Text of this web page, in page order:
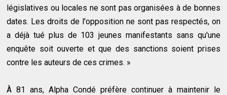
législatives ou locales ne sont pas organisées à de bonnes
dates. Les droits de l'opposition ne sont pas respectés, on
a déjà tué plus de 103 jeunes manifestants sans qu'une
enquête soit ouverte et que des sanctions soient prises
contre les auteurs de ces crimes. »
À 81 ans, Alpha Condé préfère continuer à maintenir le